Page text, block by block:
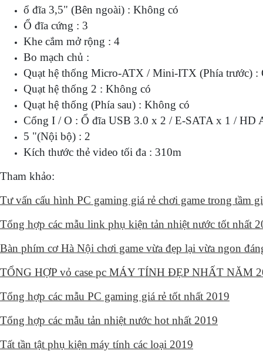
ổ đĩa 3,5" (Bên ngoài) : Không có
Ổ đĩa cứng : 3
Khe cắm mở rộng : 4
Bo mạch chủ :
Quạt hệ thống Micro-ATX / Mini-ITX (Phía trước) :
Quạt hệ thống 2 : Không có
Quạt hệ thống (Phía sau) : Không có
Cổng I / O : Ổ đĩa USB 3.0 x 2 / E-SATA x 1 / HD
5 "(Nội bộ) : 2
Kích thước thẻ video tối đa : 310m
Tham khảo:
Tư vấn cấu hình PC gaming giá rẻ chơi game trong tầm
Tổng hợp các mẫu link phụ kiện tản nhiệt nước tốt nhất
Bàn phím cơ Hà Nội chơi game vừa đẹp lại vừa ngon
TỔNG HỢP vỏ case pc MÁY TÍNH ĐẸP NHẤT NĂM
Tổng hợp các mẫu PC gaming giá rẻ tốt nhất 2019
Tổng hợp các mẫu tản nhiệt nước hot nhất 2019
Tất tần tật phụ kiện máy tính các loại 2019